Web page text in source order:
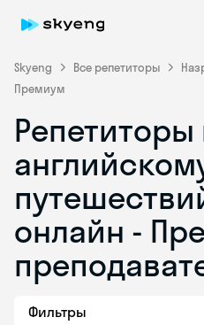
Skyeng Все репетиторы
Премиум
Репетиторы
онлайн -
Фильтры
Skyeng Chat